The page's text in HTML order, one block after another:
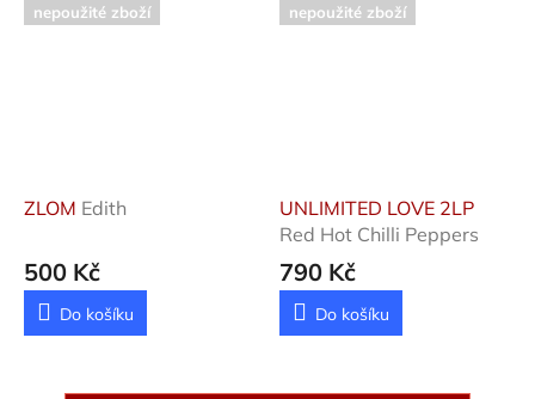
nepoužité zboží
ZLOM Edith
500 Kč
Do košíku
nepoužité zboží
UNLIMITED LOVE 2LP
Red Hot Chilli Peppers
790 Kč
Do košíku